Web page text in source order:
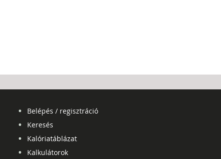
Belépés / regisztráció
Keresés
Kalóriatáblázat
Kalkulátorok